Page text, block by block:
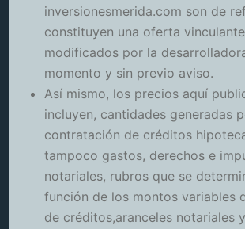
inversionesmerida.com son de
constituyen una oferta
modificados por la
momento y sin previo aviso.
Así mismo, los precios aquí
incluyen, cantidades generadas
contratación de créditos
tampoco gastos, derechos e
notariales, rubros que se
función de los montos variables
de créditos,aranceles notariales